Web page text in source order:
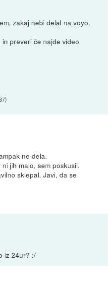
zakaj nebi delal na voyo.
preveri če najde video
)
ne dela.
jih malo, sem poskusil.
sklepal. Javi, da se
iz 24ur? :/